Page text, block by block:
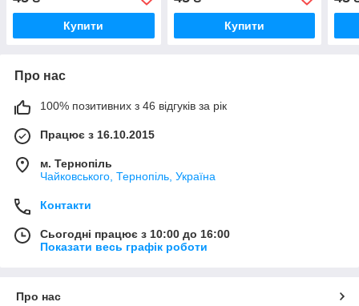
Купити Купити
Про нас
100% позитивних з 46 відгуків за рік
Працює з 16.10.2015
м. Тернопіль
Чайковського, Тернопіль, Україна
Контакти
Сьогодні працює з 10:00 до 16:00
Показати весь графік роботи
Про нас